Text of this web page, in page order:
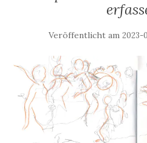
Veröffentlicht am 2023-